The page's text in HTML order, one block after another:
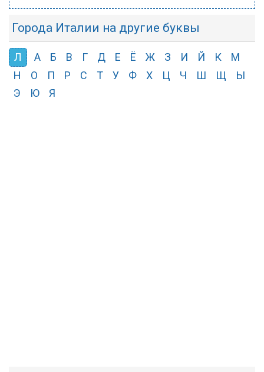
Города Италии на другие буквы
Л А Б В Г Д Е Ё Ж З И Й К
М
Н
О П Р С Т У Ф Х Ц Ч Ш Щ
Ы
Э
Ю Я